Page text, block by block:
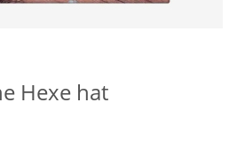
Hexe hat